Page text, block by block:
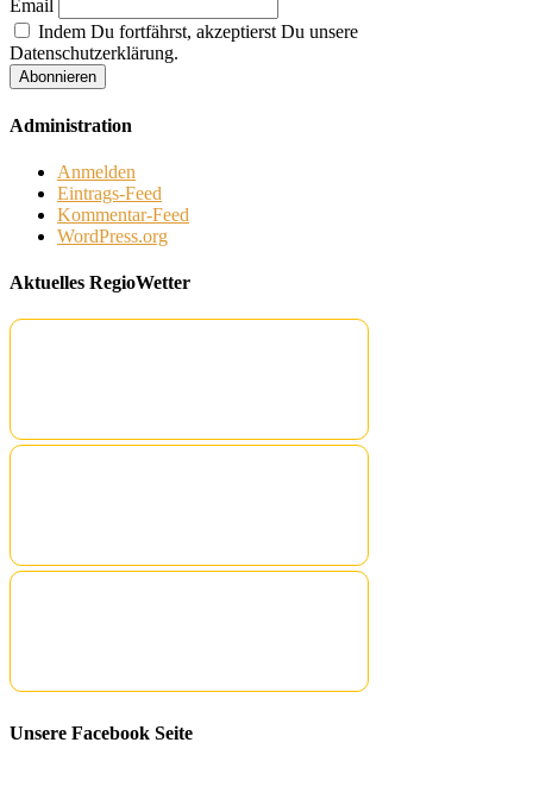
Email
Indem Du fortfährst, akzeptierst Du unsere
Datenschutzerklärung.
Administration
Anmelden
Eintrags-Feed
Kommentar-Feed
WordPress.org
Aktuelles RegioWetter
Unsere Facebook Seite